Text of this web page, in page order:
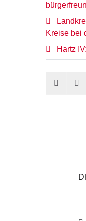
Kreise bei
Hartz